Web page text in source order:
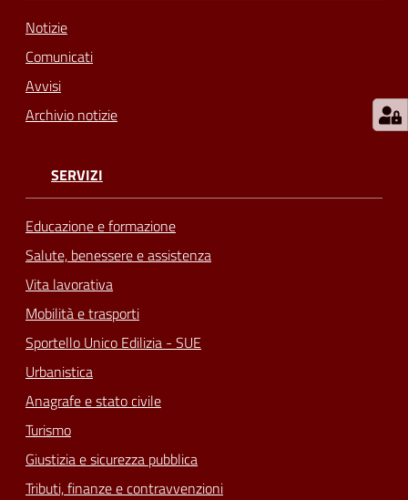
Notizie
Comunicati
Avvisi
Archivio notizie
SERVIZI
Educazione e formazione
Salute, benessere e assistenza
Vita lavorativa
Mobilità e trasporti
Sportello Unico Edilizia - SUE
Urbanistica
Anagrafe e stato civile
Turismo
Giustizia e sicurezza pubblica
Tributi, finanze e contravvenzioni